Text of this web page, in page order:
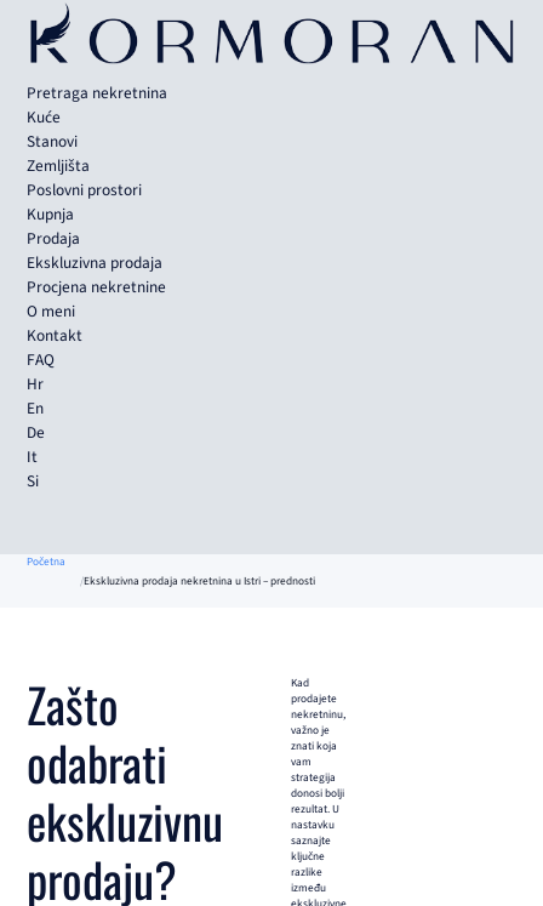
Pretraga nekretnina
Kuće
Stanovi
Zemljišta
Poslovni prostori
Kupnja
Prodaja
Ekskluzivna prodaja
Procjena nekretnine
O meni
Kontakt
FAQ
Hr
En
De
It
Si
Početna
Ekskluzivna prodaja nekretnina u Istri – prednosti
Zašto
odabrati
ekskluzivnu
prodaju?
Kad
prodajete
nekretninu,
važno je
znati koja
vam
strategija
donosi bolji
rezultat. U
nastavku
saznajte
ključne
razlike
između